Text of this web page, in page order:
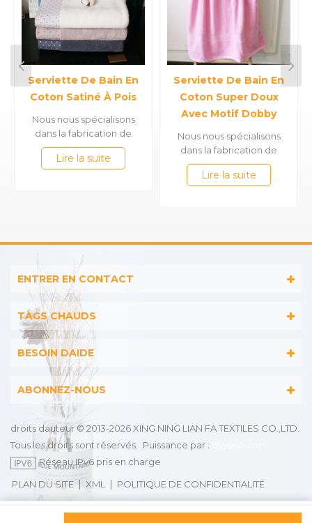
Serviette De Bain En
Coton Satiné À Pois
Nous nous spécialisons
dans la fabrication de
serviettes en bambou
100% coton &, telles que
plage imprimées, des
couvertures en mousseline
Lire la suite
Serviette De Bain En
Coton Super Doux
Avec Motif Dobby
Nous nous spécialisons
dans la fabrication de
serviettes en bambou
100% coton &, telles que
brodées, des serviettes de
couvertures en mousseline
Lire la suite
ENTRER EN CONTACT
TAGS CHAUDS
BESOIN DAIDE
ABONNEZ-NOUS
droits dauteur © 2013-2026 XING NING LIAN FA TEXTILES CO.,LTD.
Tous les droits sont réservés.
Puissance par :
Réseau IPv6 pris en charge
PLAN DU SITE| XML | POLITIQUE DE CONFIDENTIALITÉ